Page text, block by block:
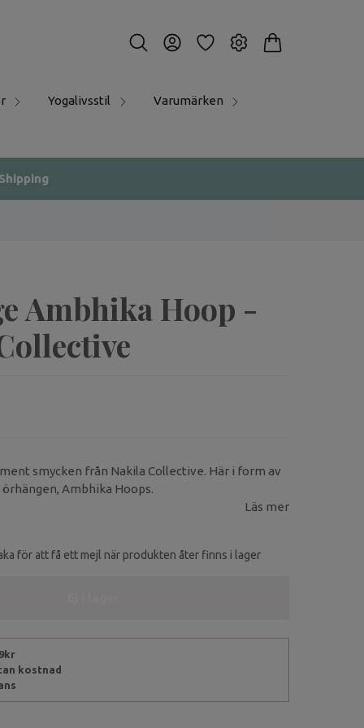
Yogalivsstil Varumärken
Ambhika Hoop -
smycken från Nakila Collective. Här i form av
Ambhika Hoops.
Läs mer
för att få ett mejl när produkten åter finns i lager
kostnad